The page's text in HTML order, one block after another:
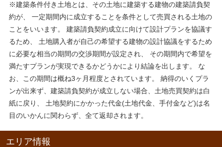
※建築条件付き土地とは、その土地に建築する建物の建築請負契
約が、 一定期間内に成立することを条件として売買される土地の
ことをいいます。 建築請負契約成立に向けて設計プランを協議す
るため、 土地購入者が自己の希望する建物の設計協議をするため
に必要な相当の期間の交渉期間が設定され、 その期間内で希望を
満たすプランが実現できるかどうかにより結論を出します。 な
お、この期間は概ね3ヶ月程度とされています。 納得のいくプラ
ンが出来ず、建築請負契約が成立しない場合、土地売買契約は白
紙に戻り、 土地契約にかかった代金(土地代金、手付金など)は名
目のいかんに関わらず、全て返却されます。
エリア情報